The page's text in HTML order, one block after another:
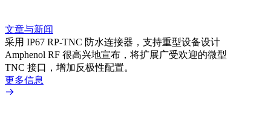
文章与新闻
采用 IP67 RP-TNC 防水连接器，支持重型设备设计
Amphenol RF 很高兴地宣布，将扩展广受欢迎的微型
TNC 接口，增加反极性配置。
更多信息